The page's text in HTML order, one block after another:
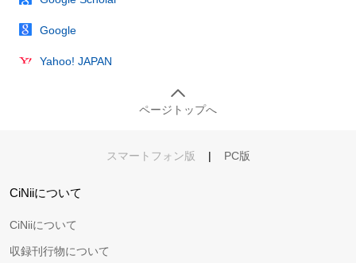
Google
Yahoo! JAPAN
ページトップへ
スマートフォン版 | PC版
CiNiiについて
CiNiiについて
収録刊行物について